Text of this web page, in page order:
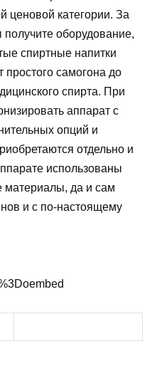
ценовой категории. За
оборудование,
спиртные напитки
самогона до
спирта. При
аппарат с
опций и
отдельно и
использованы
материалы, да и сам
и с по-настоящему